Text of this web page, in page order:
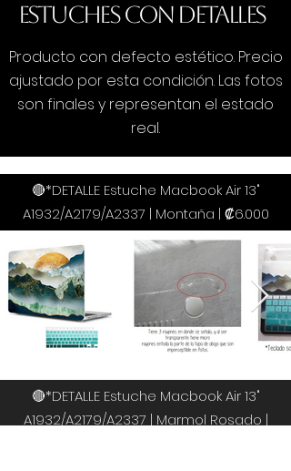
Estuches con Detalles
Producto con defecto estético. Precio
ajustado por esta condición. Las fotos
son finales y representan el estado
real.
🔴*DETALLE Estuche Macbook Air 13"
A1932/A2179/A2337 | Montaña | ₡6.000
🔴*DETALLE Estuche Macbook Air 13"
A1932/A2179/A2337 | Marmol Rosado |